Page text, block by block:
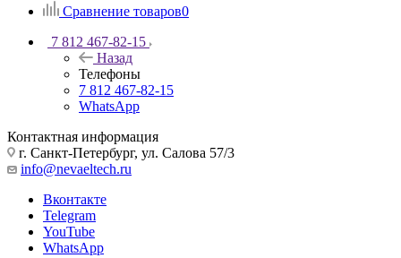
Сравнение товаров0
7 812 467-82-15
Назад
Телефоны
7 812 467-82-15
WhatsApp
Контактная информация
г. Санкт-Петербург, ул. Салова 57/3
info@nevaeltech.ru
Вконтакте
Telegram
YouTube
WhatsApp